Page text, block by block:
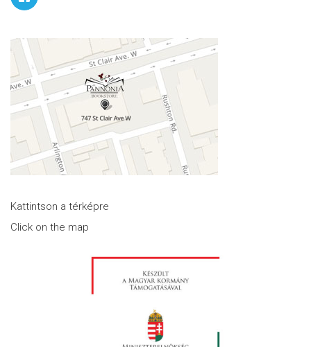
Kattintson a térképre
Click on the map